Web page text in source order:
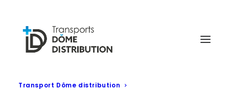
Transport Dôme distribution